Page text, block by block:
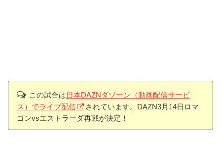
この試合は日本DAZNダゾーン（動画配信サービ
ス）でライブ配信
されています。DAZN3月14日ロマ
ゴンvsエストラーダ再戦が決定！